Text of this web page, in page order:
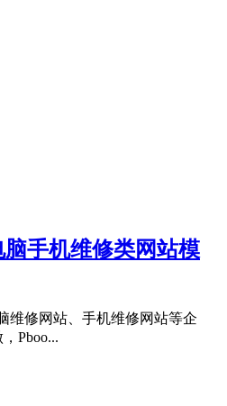
脑手机维修类网站模
维修网站、手机维修网站等企
Pboo...